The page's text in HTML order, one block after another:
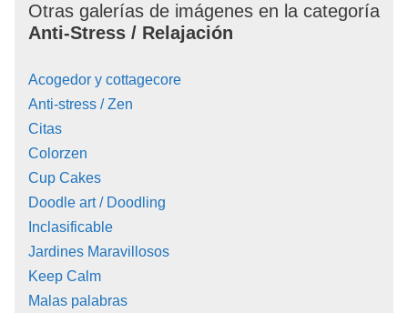
Otras galerías de imágenes en la categoría
Anti-Stress / Relajación
Acogedor y cottagecore
Anti-stress / Zen
Citas
Colorzen
Cup Cakes
Doodle art / Doodling
Inclasificable
Jardines Maravillosos
Keep Calm
Malas palabras